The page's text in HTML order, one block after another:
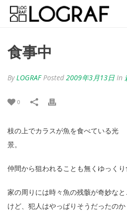
食事中
ByLOGRAF Posted 2009年3月13日 In
0
枝の上でカラスが魚を食べている光
景
仲間から狙われることも無くゆっくり
家の周りには時々魚の残骸が奇妙な
けど、犯人はやっぱりそうだったのか